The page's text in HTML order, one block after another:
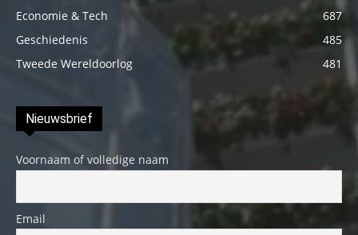
Economie & Tech
687
Geschiedenis
485
Tweede Wereldoorlog
481
Nieuwsbrief
Voornaam of volledige naam
Email